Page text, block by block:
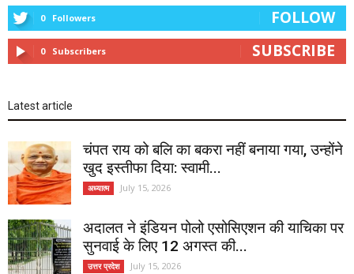
0 Followers FOLLOW
0 Subscribers SUBSCRIBE
Latest article
चंपत राय को बलि का बकरा नहीं बनाया गया, उन्होंने
खुद इस्तीफा दिया: स्वामी...
अध्यात्म July 15, 2026
अदालत ने इंडियन पोलो एसोसिएशन की याचिका पर
सुनवाई के लिए 12 अगस्त की...
उत्तर प्रदेश July 15, 2026